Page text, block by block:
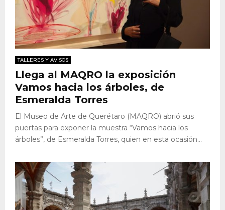
TALLERES Y AVISOS
Llega al MAQRO la exposición
Vamos hacia los árboles, de
Esmeralda Torres
El Museo de Arte de Querétaro (MAQRO) abrió sus
puertas para exponer la muestra “Vamos hacia los
árboles”, de Esmeralda Torres, quien en esta ocasión...